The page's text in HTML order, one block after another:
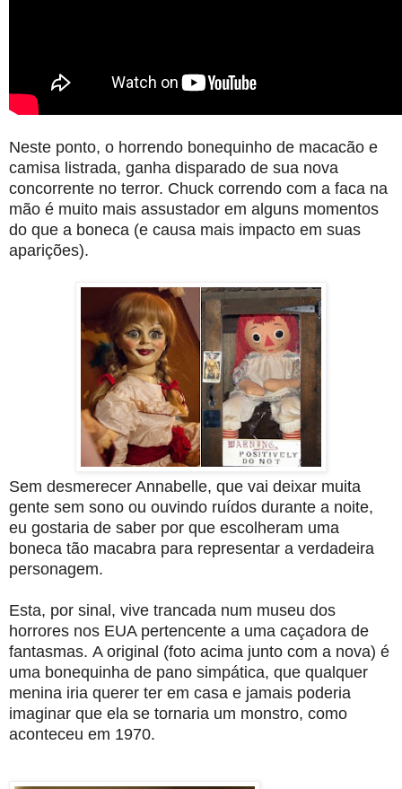
Neste ponto, o horrendo bonequinho de macacão e
camisa listrada, ganha disparado de sua nova
concorrente no terror. Chuck correndo com a faca na
mão é muito mais assustador em alguns momentos
do que a boneca (e causa mais impacto em suas
aparições).
Sem desmerecer Annabelle, que vai deixar muita
gente sem sono ou ouvindo ruídos durante a noite,
eu gostaria de saber por que escolheram uma
boneca tão macabra para representar a verdadeira
personagem.
Esta, por sinal, vive trancada num museu dos
horrores nos EUA pertencente a uma caçadora de
fantasmas. A original (foto acima junto com a nova) é
uma bonequinha de pano simpática, que qualquer
menina iria querer ter em casa e jamais poderia
imaginar que ela se tornaria um monstro, como
aconteceu em 1970.